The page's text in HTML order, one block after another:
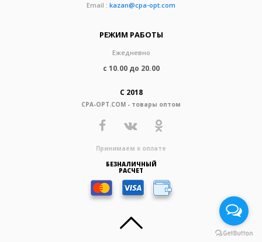
Email : kazan@cpa-opt.com
РЕЖИМ РАБОТЫ
Ежедневно
с 10.00 до 20.00
С 2018
CPA-OPT.COM - товары оптом
Принимаем к оплате
БЕЗНАЛИЧНЫЙ
РАСЧЕТ